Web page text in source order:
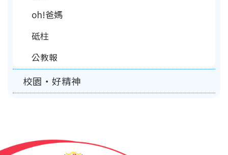
oh!爸媽
砥柱
公教報
校園‧好精神